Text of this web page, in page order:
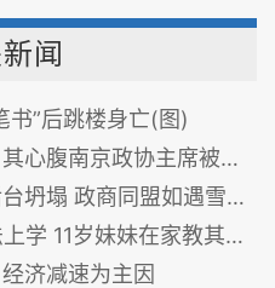
闻
书”后跳楼身亡(图)
腹南京政协主席被查(图)
塌 政商同盟如遇雪崩(图)
11岁妹妹在家教其读书(图)
济减速为主因